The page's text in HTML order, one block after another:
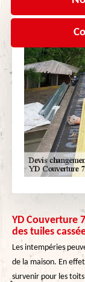
YD Couverture
des tuiles
Les intempéries
de la maison. En
survenir pour les